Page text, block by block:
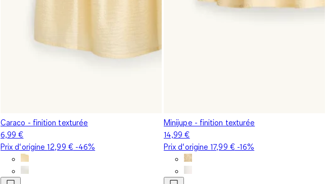
Caraco - finition texturée
6,99 €
Prix d‘origine12,99 €-46%
Minijupe - finition texturée
14,99 €
Prix d‘origine17,99 €-16%